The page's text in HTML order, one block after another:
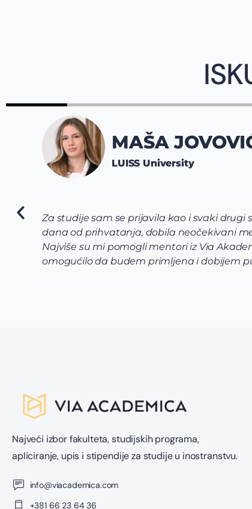
Za studije sam se prijavila kao i svaki
dana od prihvatanja, dobila neočekivani
Najviše su mi pomogli mentori iz Via
omogućilo da budem primljena i dobijem
MAŠA
LUISS University
Najveći izbor fakulteta, studijskih programa,
apliciranje, upis i stipendije za studije u inostranstvu.
info@viacademica.com
+381 66 23 64 36